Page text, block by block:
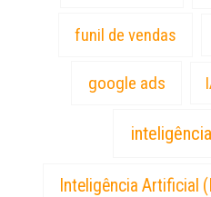
funil de vendas
google ads
Inteligência Artificial